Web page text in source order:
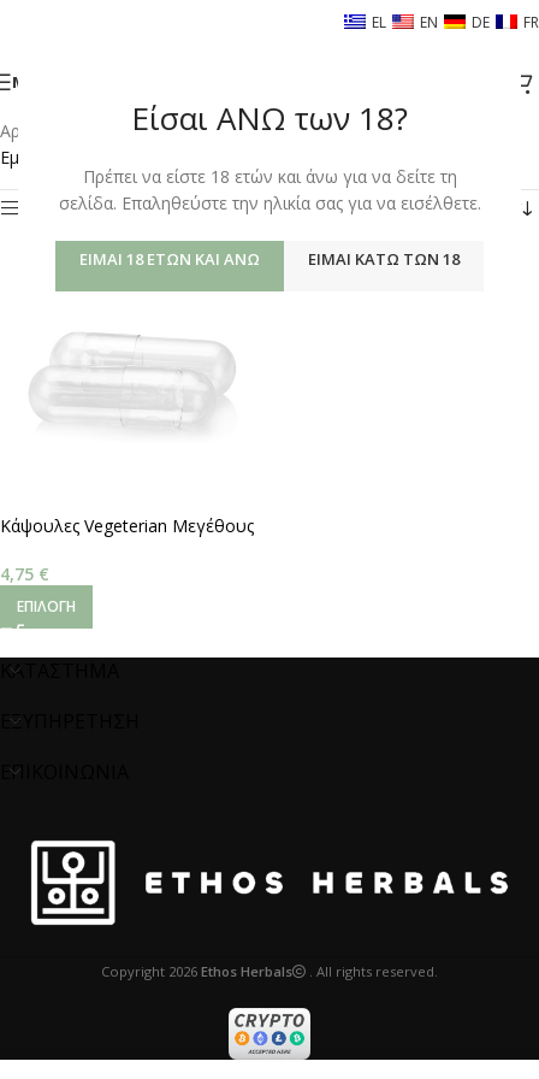
Είσαι ΑΝΩ των 18?
Πρέπει να είστε 18 ετών και άνω για να δείτε τη
σελίδα. Επαληθεύστε την ηλικία σας για να εισέλθετε.
ΕΊΜΑΙ 18 ΕΤΏΝ ΚΑΙ ΆΝΩ ΕΊΜΑΙ ΚΆΤΩ ΤΩΝ 18
EL EN DE FR
ΜΕΝΟΎ
Αρχική σελίδα Shop/Προϊόντα με ετικέτα “CAPSULES SIZE 0”
Εμφάνιση του μοναδικού αποτελέσματος
Φίλτρα
Κάψουλες Vegeterian Μεγέθους
4,75 €
ΕΠΙΛΟΓΉ
ΚΑΤΑΣΤΗΜΑ
ΕΞΥΠΗΡΕΤΗΣΗ
ΕΠΙΚΟΙΝΩΝΙΑ
Copyright 2026 Ethos Herbals . All rights reserved.